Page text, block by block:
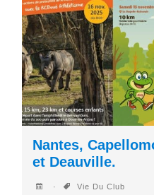
Nantes,
et Deauville.
Vie Du Club